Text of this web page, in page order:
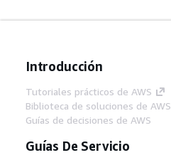
Introducción
Tutoriales prácticos de AWS
Biblioteca de soluciones de AWS
Guías de decisiones de AWS
Guías De Servicio